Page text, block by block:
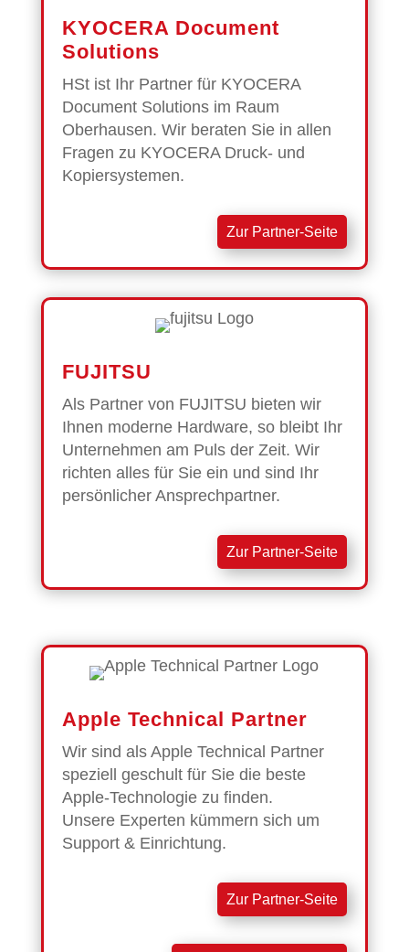
KYOCERA Document
Solutions
HSt ist Ihr Partner für KYOCERA
Document Solutions im Raum
Oberhausen. Wir beraten Sie in allen
Fragen zu KYOCERA Druck- und
Kopiersystemen.
Zur Partner-Seite
FUJITSU
Als Partner von FUJITSU bieten wir
Ihnen moderne Hardware, so bleibt Ihr
Unternehmen am Puls der Zeit. Wir
richten alles für Sie ein und sind Ihr
persönlicher Ansprechpartner.
Zur Partner-Seite
Apple Technical Partner
Wir sind als Apple Technical Partner
speziell geschult für Sie die beste
Apple-Technologie zu finden.
Unsere Experten kümmern sich um
Support & Einrichtung.
Zur Partner-Seite